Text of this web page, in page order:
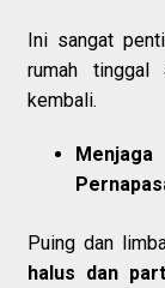
Ini sangat
rumah tinggal
kembali.
Puing dan
halus dan